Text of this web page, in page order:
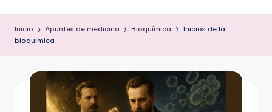
o
m
estudio,
Inicio Apuntes de medicina Bioquímica
Inicios de la
bioquímica